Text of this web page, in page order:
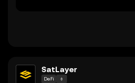
SatLayer
DeFi